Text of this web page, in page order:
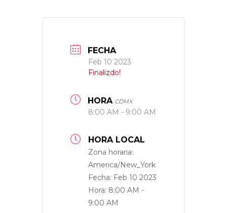
FECHA
Feb 10 2023
Finalizdo!
HORA CDMX
8:00 AM - 9:00 AM
HORA LOCAL
Zona horaria:
America/New_York
Fecha: Feb 10 2023
Hora: 8:00 AM -
9:00 AM